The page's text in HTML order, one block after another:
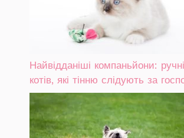
Найвідданіші компаньйони:
котів, які тінню слідують за